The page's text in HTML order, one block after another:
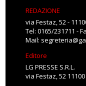
REDAZIONE
via Festaz, 52 -
Tel: 0165/231711 -
Mail:
Editore
LG PRESSE S.R.L.
via Festaz, 52 11100